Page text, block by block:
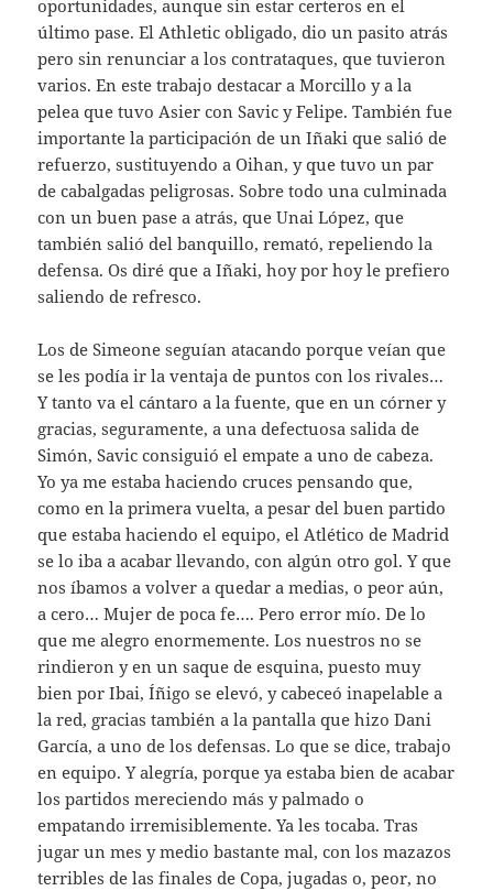
oportunidades, aunque sin estar certeros en el
último pase. El Athletic obligado, dio un pasito atrás
pero sin renunciar a los contrataques, que tuvieron
varios. En este trabajo destacar a Morcillo y a la
pelea que tuvo Asier con Savic y Felipe. También fue
importante la participación de un Iñaki que salió de
refuerzo, sustituyendo a Oihan, y que tuvo un par
de cabalgadas peligrosas. Sobre todo una culminada
con un buen pase a atrás, que Unai López, que
también salió del banquillo, remató, repeliendo la
defensa. Os diré que a Iñaki, hoy por hoy le prefiero
saliendo de refresco.
Los de Simeone seguían atacando porque veían que
se les podía ir la ventaja de puntos con los rivales…
Y tanto va el cántaro a la fuente, que en un córner y
gracias, seguramente, a una defectuosa salida de
Simón, Savic consiguió el empate a uno de cabeza.
Yo ya me estaba haciendo cruces pensando que,
como en la primera vuelta, a pesar del buen partido
que estaba haciendo el equipo, el Atlético de Madrid
se lo iba a acabar llevando, con algún otro gol. Y que
nos íbamos a volver a quedar a medias, o peor aún,
a cero… Mujer de poca fe…. Pero error mío. De lo
que me alegro enormemente. Los nuestros no se
rindieron y en un saque de esquina, puesto muy
bien por Ibai, Íñigo se elevó, y cabeceó inapelable a
la red, gracias también a la pantalla que hizo Dani
García, a uno de los defensas. Lo que se dice, trabajo
en equipo. Y alegría, porque ya estaba bien de acabar
los partidos mereciendo más y palmado o
empatando irremisiblemente. Ya les tocaba. Tras
jugar un mes y medio bastante mal, con los mazazos
terribles de las finales de Copa, jugadas o, peor, no